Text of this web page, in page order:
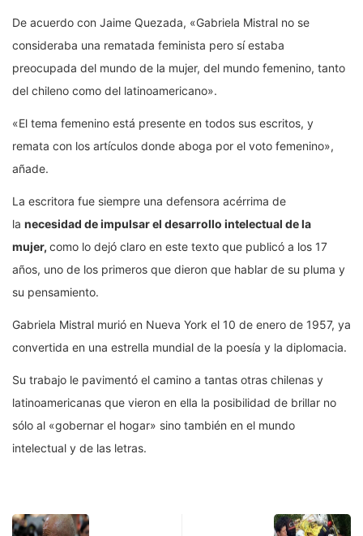
De acuerdo con Jaime Quezada, «Gabriela Mistral no se
consideraba una rematada feminista pero sí estaba
preocupada del mundo de la mujer, del mundo femenino, tanto
del chileno como del latinoamericano».
«El tema femenino está presente en todos sus escritos, y
remata con los artículos donde aboga por el voto femenino»,
añade.
La escritora fue siempre una defensora acérrima de
la necesidad de impulsar el desarrollo intelectual de la
mujer, como lo dejó claro en este texto que publicó a los 17
años, uno de los primeros que dieron que hablar de su pluma y
su pensamiento.
Gabriela Mistral murió en Nueva York el 10 de enero de 1957, ya
convertida en una estrella mundial de la poesía y la diplomacia.
Su trabajo le pavimentó el camino a tantas otras chilenas y
latinoamericanas que vieron en ella la posibilidad de brillar no
sólo al «gobernar el hogar» sino también en el mundo
intelectual y de las letras.